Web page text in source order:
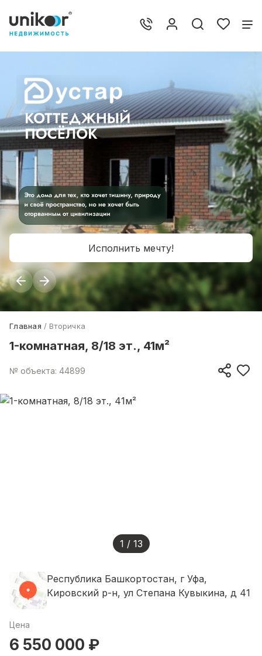
Исполнить мечту!
Главная Вторичка
1-комнатная, 8/18 эт., 41м²
№ объекта: 44899
1 / 13
Республика Башкортостан, г Уфа,
Кировский р-н, ул Степана Кувыкина, д 41
Цена
6 550 000 ₽